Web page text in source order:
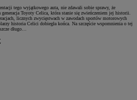
tego wyjątkowego auta, nie zdawali sobie sprawy, że
Toyoty Celica, która stanie się zwieńczeniem jej historii.
licznych zwycięstwach w zawodach sportów motorowych
historia Celici dobiegła końca. Na szczęście wspomnienia o tej
długo…